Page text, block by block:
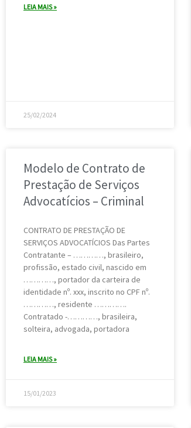
LEIA MAIS »
25/02/2024
Modelo de Contrato de
Prestação de Serviços
Advocatícios – Criminal
CONTRATO DE PRESTAÇÃO DE
SERVIÇOS ADVOCATÍCIOS Das Partes
Contratante – …………, brasileiro,
profissão, estado civil, nascido em
…………, portador da carteira de
identidade nº. xxx, inscrito no CPF nº.
…………, residente ………….
Contratado -…………, brasileira,
solteira, advogada, portadora
LEIA MAIS »
15/01/2023